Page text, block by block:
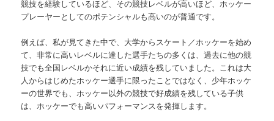
競技を経験しているほど、その競技レベルが高いほど、ホッケー
プレーヤーとしてのポテンシャルも高いのが普通です。
例えば、私が見てきた中で、大学からスケート／ホッケーを始め
て、非常に高いレベルに達した選手たちの多くは、過去に他の競
技でも全国レベルかそれに近い成績を残していました。これは大
人からはじめたホッケー選手に限ったことではなく、少年ホッケ
ーの世界でも、ホッケー以外の競技で好成績を残している子供
は、ホッケーでも高いパフォーマンスを発揮します。